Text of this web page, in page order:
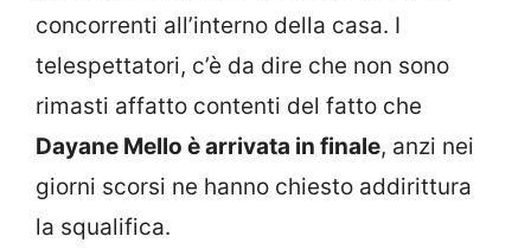
concorrenti all’interno della casa. I
telespettatori, c’è da dire che non sono
rimasti affatto contenti del fatto che
Dayane Mello è arrivata in finale, anzi nei
giorni scorsi ne hanno chiesto addirittura
la squalifica.